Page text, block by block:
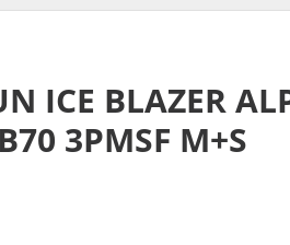
ICE BLAZER
3PMSF M+S